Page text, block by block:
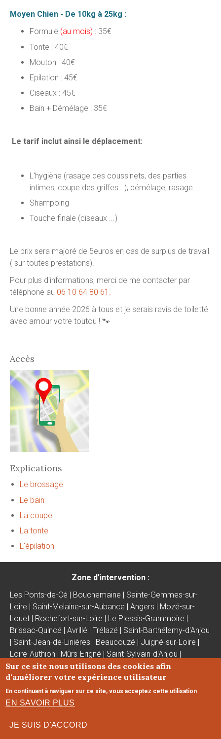
Moyen Chien - De 10kg à 25kg :
Formule (au mois) : 35€
Tonte : 40€
Mouton : 40€
Epilation : 45€
Ciseaux : 45€
Bain + Démélage : 35€
Le tarif inclut ainsi le déplacement:
L'hygiène (rasage des coussinets, des parties
intimes, coupe des griffes...), démêlage, rasage...
Shampoing
Touche finale (ciseaux ...)
Le prix sera majoré de 5euros en cas de surplus de travail
( sur toutes prestations).
Pour plus d'informations, merci de me contacter par
téléphone au 06 10 64 80 61.
Une bonne année 2026 à tous et je serais ravis de toiletté
avec amour votre toutou ! 🐾
Accès
Explications
Le brossage
Le bain
La coupe
La tonte
L'épilation
Zone d'intervention :
Les Ponts-de-Cé | Bouchemaine | Sainte-Gemmes-sur-
Loire | Saint-Melaine-sur-Aubance | Angers | Mozé-sur-
Louet | Rochefort-sur-Loire | Le Plessis-Grammoire |
Brissac-Quincé | Avrillé | Trélazé | Saint-Barthélemy-d'Anjou
| Saint-Jean-de-Linières | Beaucouzé | Juigné-sur-Loire |
Loire-Authion | Mûrs-Erigné | Saint-Sylvain-d'Anjou |
Montreuil-Juigné
-Mentions légales-
Honoraires -Le site internet du salon de toilettage
Sur ce site nous utilisons des cookies afin
d'améliorer votre expérience utilisateur
En continuant à naviguer sur ce site, vous acceptez cette utilisation
EN SAVOIR PLUS
JE SUIS D'ACCORD